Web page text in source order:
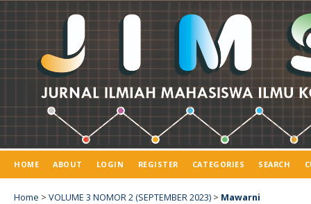
HOME ABOUT LOGIN REGISTER CATEGORIES SEARCH
Home > VOLUME 3 NOMOR 2 (SEPTEMBER 2023) > Mawarni